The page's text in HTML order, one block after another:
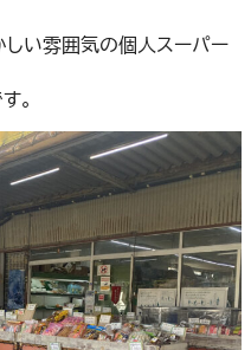
い雰囲気の個人スーパー
。